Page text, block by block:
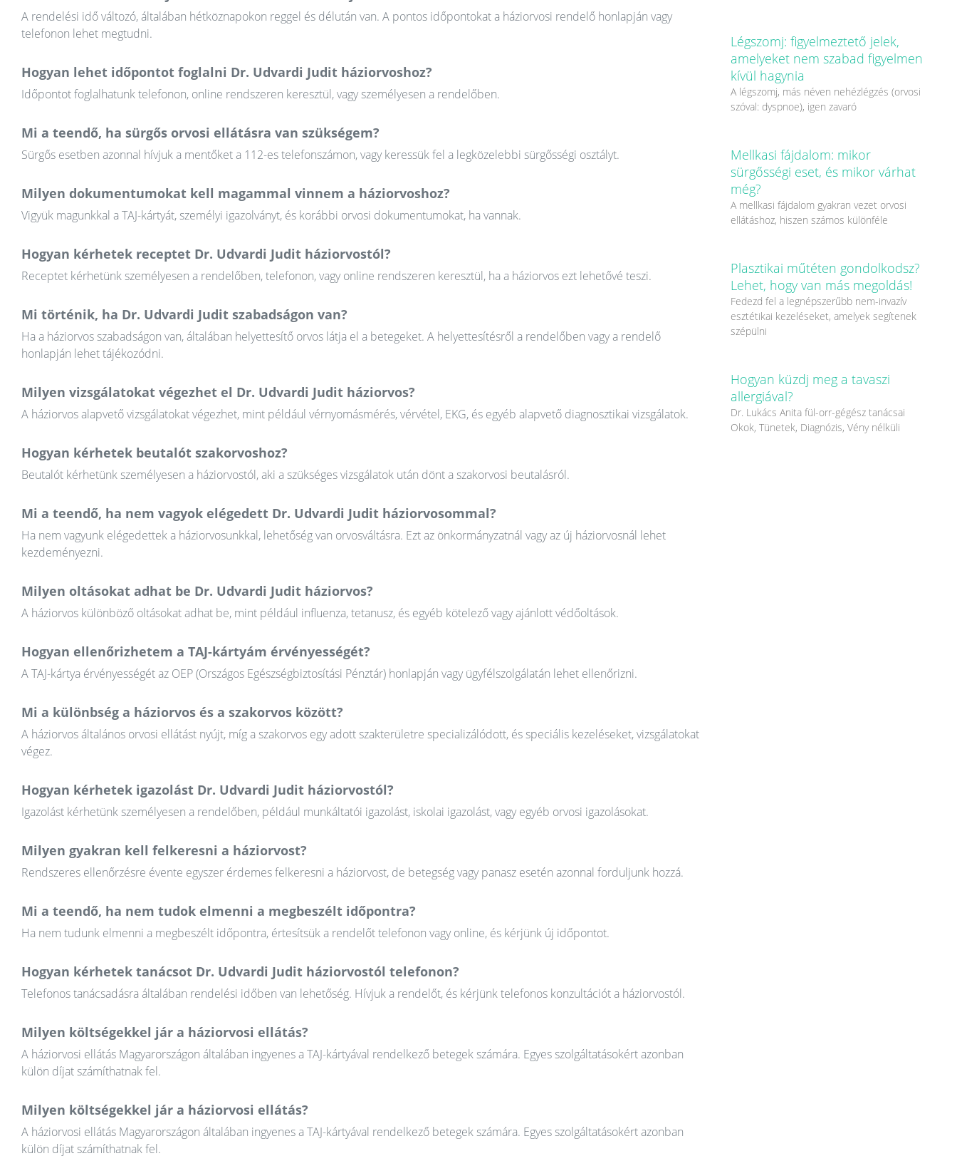
A rendelési idő változó, általában hétköznapokon reggel és délután van. A pontos időpontokat a háziorvosi rendelő honlapján vagy
telefonon lehet megtudni.
Hogyan lehet időpontot foglalni Dr. Udvardi Judit háziorvoshoz?
Időpontot foglalhatunk telefonon, online rendszeren keresztül, vagy személyesen a rendelőben.
Mi a teendő, ha sürgős orvosi ellátásra van szükségem?
Sürgős esetben azonnal hívjuk a mentőket a 112-es telefonszámon, vagy keressük fel a legközelebbi sürgősségi osztályt.
Milyen dokumentumokat kell magammal vinnem a háziorvoshoz?
Vigyük magunkkal a TAJ-kártyát, személyi igazolványt, és korábbi orvosi dokumentumokat, ha vannak.
Hogyan kérhetek receptet Dr. Udvardi Judit háziorvostól?
Receptet kérhetünk személyesen a rendelőben, telefonon, vagy online rendszeren keresztül, ha a háziorvos ezt lehetővé teszi.
Mi történik, ha Dr. Udvardi Judit szabadságon van?
Ha a háziorvos szabadságon van, általában helyettesítő orvos látja el a betegeket. A helyettesítésről a rendelőben vagy a rendelő
honlapján lehet tájékozódni.
Milyen vizsgálatokat végezhet el Dr. Udvardi Judit háziorvos?
A háziorvos alapvető vizsgálatokat végezhet, mint például vérnyomásmérés, vérvétel, EKG, és egyéb alapvető diagnosztikai vizsgálatok.
Hogyan kérhetek beutalót szakorvoshoz?
Beutalót kérhetünk személyesen a háziorvostól, aki a szükséges vizsgálatok után dönt a szakorvosi beutalásról.
Mi a teendő, ha nem vagyok elégedett Dr. Udvardi Judit háziorvosommal?
Ha nem vagyunk elégedettek a háziorvosunkkal, lehetőség van orvosváltásra. Ezt az önkormányzatnál vagy az új háziorvosnál lehet
kezdeményezni.
Milyen oltásokat adhat be Dr. Udvardi Judit háziorvos?
A háziorvos különböző oltásokat adhat be, mint például influenza, tetanusz, és egyéb kötelező vagy ajánlott védőoltások.
Hogyan ellenőrizhetem a TAJ-kártyám érvényességét?
A TAJ-kártya érvényességét az OEP (Országos Egészségbiztosítási Pénztár) honlapján vagy ügyfélszolgálatán lehet ellenőrizni.
Mi a különbség a háziorvos és a szakorvos között?
A háziorvos általános orvosi ellátást nyújt, míg a szakorvos egy adott szakterületre specializálódott, és speciális kezeléseket, vizsgálatokat
végez.
Hogyan kérhetek igazolást Dr. Udvardi Judit háziorvostól?
Igazolást kérhetünk személyesen a rendelőben, például munkáltatói igazolást, iskolai igazolást, vagy egyéb orvosi igazolásokat.
Milyen gyakran kell felkeresni a háziorvost?
Rendszeres ellenőrzésre évente egyszer érdemes felkeresni a háziorvost, de betegség vagy panasz esetén azonnal forduljunk hozzá.
Mi a teendő, ha nem tudok elmenni a megbeszélt időpontra?
Ha nem tudunk elmenni a megbeszélt időpontra, értesítsük a rendelőt telefonon vagy online, és kérjünk új időpontot.
Hogyan kérhetek tanácsot Dr. Udvardi Judit háziorvostól telefonon?
Telefonos tanácsadásra általában rendelési időben van lehetőség. Hívjuk a rendelőt, és kérjünk telefonos konzultációt a háziorvostól.
Milyen költségekkel jár a háziorvosi ellátás?
A háziorvosi ellátás Magyarországon általában ingyenes a TAJ-kártyával rendelkező betegek számára. Egyes szolgáltatásokért azonban
külön díjat számíthatnak fel.
Milyen költségekkel jár a háziorvosi ellátás?
A háziorvosi ellátás Magyarországon általában ingyenes a TAJ-kártyával rendelkező betegek számára. Egyes szolgáltatásokért azonban
külön díjat számíthatnak fel.
Légszomj: figyelmeztető jelek,
amelyeket nem szabad figyelmen
kívül hagynia
A légszomj, más néven nehézlégzés (orvosi
szóval: dyspnoe), igen zavaró
Mellkasi fájdalom: mikor
sürgősségi eset, és mikor várhat
még?
A mellkasi fájdalom gyakran vezet orvosi
ellátáshoz, hiszen számos különféle
Plasztikai műtéten gondolkodsz?
Lehet, hogy van más megoldás!
Fedezd fel a legnépszerűbb nem-invazív
esztétikai kezeléseket, amelyek segítenek
szépülni
Hogyan küzdj meg a tavaszi
allergiával?
Dr. Lukács Anita fül-orr-gégész tanácsai
Okok, Tünetek, Diagnózis, Vény nélküli